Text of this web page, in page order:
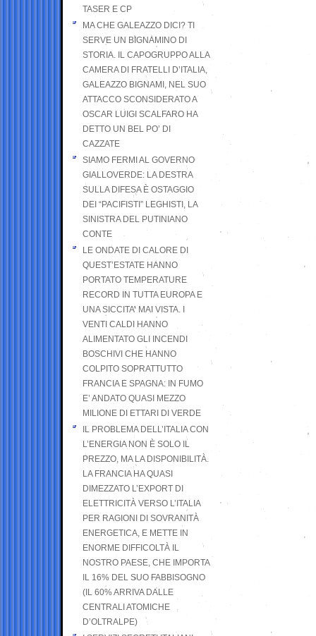
TASER E CP
MA CHE GALEAZZO DICI? TI
SERVE UN BIGNAMINO DI
STORIA. IL CAPOGRUPPO ALLA
CAMERA DI FRATELLI D’ITALIA,
GALEAZZO BIGNAMI, NEL SUO
ATTACCO SCONSIDERATO A
OSCAR LUIGI SCALFARO HA
DETTO UN BEL PO’ DI
CAZZATE
SIAMO FERMI AL GOVERNO
GIALLOVERDE: LA DESTRA
SULLA DIFESA È OSTAGGIO
DEI “PACIFISTI” LEGHISTI, LA
SINISTRA DEL PUTINIANO
CONTE
LE ONDATE DI CALORE DI
QUEST’ESTATE HANNO
PORTATO TEMPERATURE
RECORD IN TUTTA EUROPA E
UNA SICCITA’ MAI VISTA. I
VENTI CALDI HANNO
ALIMENTATO GLI INCENDI
BOSCHIVI CHE HANNO
COLPITO SOPRATTUTTO
FRANCIA E SPAGNA: IN FUMO
E’ ANDATO QUASI MEZZO
MILIONE DI ETTARI DI VERDE
IL PROBLEMA DELL’ITALIA CON
L’ENERGIA NON È SOLO IL
PREZZO, MA LA DISPONIBILITÀ.
LA FRANCIA HA QUASI
DIMEZZATO L’EXPORT DI
ELETTRICITÀ VERSO L’ITALIA
PER RAGIONI DI SOVRANITÀ
ENERGETICA, E METTE IN
ENORME DIFFICOLTÀ IL
NOSTRO PAESE, CHE IMPORTA
IL 16% DEL SUO FABBISOGNO
(IL 60% ARRIVA DALLE
CENTRALI ATOMICHE
D’OLTRALPE)